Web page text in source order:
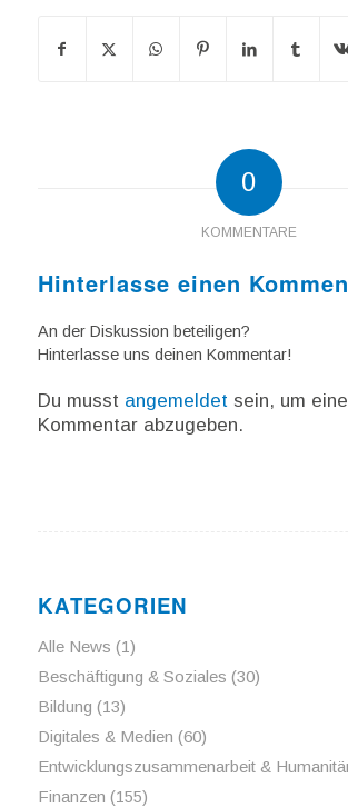
0
KOMMENTARE
Hinterlasse einen
An der Diskussion beteiligen?
Hinterlasse uns deinen Kommentar!
Du musst angemeldetsein, um
Kommentar abzugeben.
KATEGORIEN
Alle News (1)
Beschäftigung & Soziales (30)
Bildung (13)
Digitales & Medien (60)
Entwicklungszusammenarbeit &
Finanzen (155)